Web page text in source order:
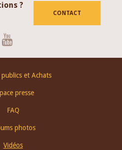
?
CONTACT
publics et Achats
presse
FAQ
photos
Vidéos